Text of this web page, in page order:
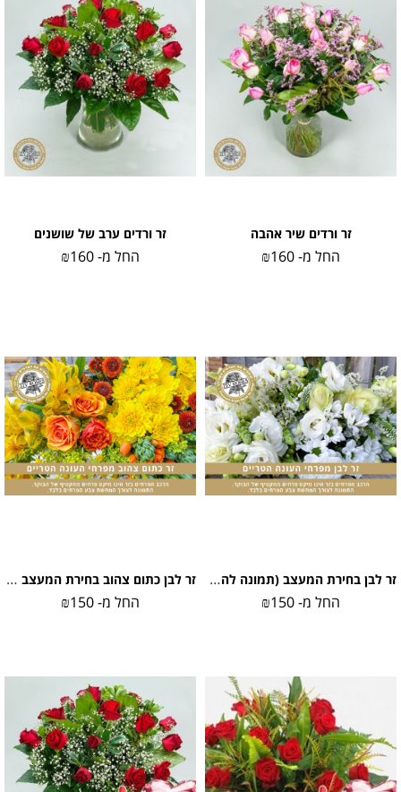
זר ורדים שיר אהבה
החל מ- ₪160
זר ורדים ערב של שושנים
החל מ- ₪160
זר לבן בחירת המעצב (תמונה להמחשה)
החל מ-
₪150
זר לבן כתום צהוב בחירת המעצב (תמונה להמחשה)
החל מ-
₪150